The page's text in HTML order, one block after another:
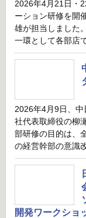
2026年4月21日・
ーション研修を開
雄が担当しました
一環として各部店
2026年4月9日、
社代表取締役の柳
部研修の目的は、
の経営幹部の意識
開発ワークショ